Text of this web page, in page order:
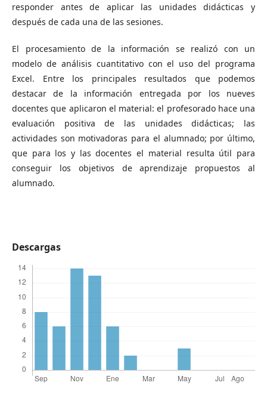
responder antes de aplicar las unidades didácticas y
después de cada una de las sesiones.
El procesamiento de la información se realizó con un
modelo de análisis cuantitativo con el uso del programa
Excel. Entre los principales resultados que podemos
destacar de la información entregada por los nueves
docentes que aplicaron el material: el profesorado hace una
evaluación positiva de las unidades didácticas; las
actividades son motivadoras para el alumnado; por último,
que para los y las docentes el material resulta útil para
conseguir los objetivos de aprendizaje propuestos al
alumnado.
Descargas